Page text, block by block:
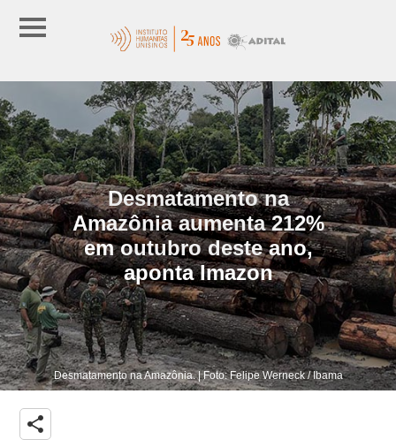
Desmatamento na
Amazônia aumenta 212%
em outubro deste ano,
aponta Imazon
Desmatamento na Amazônia. | Foto: Felipe Werneck / Ibama
share